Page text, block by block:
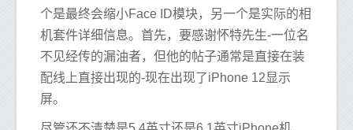
个是最终会缩小Face ID模块，另一个是实际的相
机套件详细信息。首先，要感谢怀特先生-一位名
不见经传的漏油者，但他的帖子通常是直接在装
配线上直接出现的-现在出现了iPhone 12显示
屏。